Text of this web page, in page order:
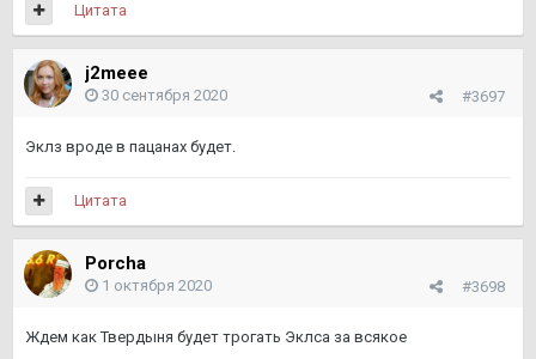
Цитата
j2meee
#3697
30 сентября 2020
Эклз вроде в пацанах будет.
Цитата
Porcha
#3698
1 октября 2020
Ждем как Твердыня будет трогать Эклса за всякое